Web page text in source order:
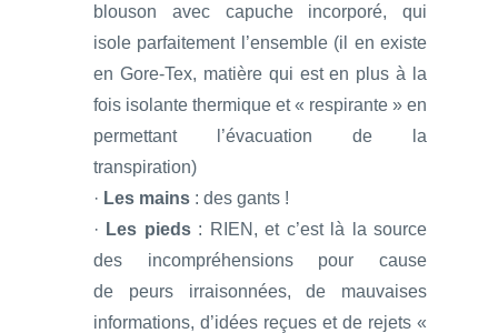
blouson avec capuche incorporé, qui
isole parfaitement l’ensemble (il en existe
en Gore-Tex, matière qui est en plus à la
fois isolante thermique et « respirante » en
permettant l’évacuation de la
transpiration)
· Les mains : des gants !
· Les pieds: RIEN, et c’est là la source
des incompréhensions pour cause
de peurs irraisonnées, de mauvaises
informations, d’idées reçues et de rejets «